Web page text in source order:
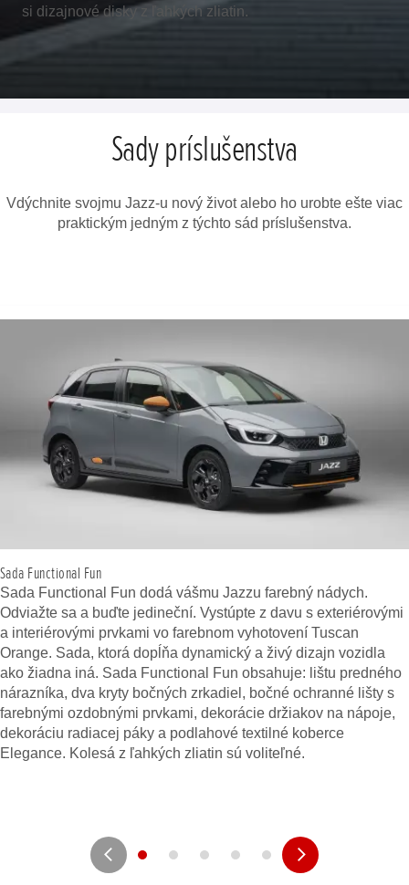
si dizajnové disky z ľahkých zliatin.
Sady príslušenstva
Vdýchnite svojmu Jazz-u nový život alebo ho urobte ešte viac
praktickým jedným z týchto sád príslušenstva.
Sada Functional Fun
Sada Functional Fun dodá vášmu Jazzu farebný nádych.
Odviažte sa a buďte jedineční. Vystúpte z davu s exteriérovými
a interiérovými prvkami vo farebnom vyhotovení Tuscan
Orange. Sada, ktorá dopĺňa dynamický a živý dizajn vozidla
ako žiadna iná. Sada Functional Fun obsahuje: lištu predného
nárazníka, dva kryty bočných zrkadiel, bočné ochranné lišty s
farebnými ozdobnými prvkami, dekorácie držiakov na nápoje,
dekoráciu radiacej páky a podlahové textilné koberce
Elegance. Kolesá z ľahkých zliatin sú voliteľné.